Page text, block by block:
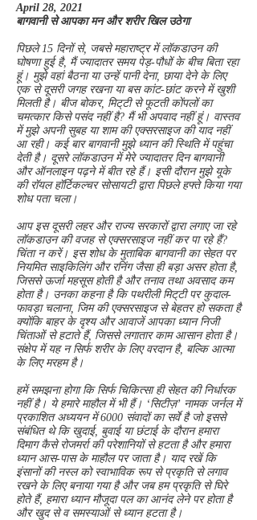
April 28, 2021
बागवानी से आपका मन और शरीर खिल उठेगा
पिछले 15 दिनों से, जबसे महाराष्ट्र में लॉकडाउन की
घोषणा हुई है, मैं ज्यादातर समय पेड़-पौधों के बीच बिता रहा
हूं। मुझे वहां बैठना या उन्हें पानी देना, छाया देने के लिए
एक से दूसरी जगह रखना या बस कांट-छांट करने में खुशी
मिलती है। बीज बोकर, मिट्‌टी से फूटती कोंपलों का
चमत्कार किसे पसंद नहीं है? मैं भी अपवाद नहीं हूं। वास्तव
में मुझे अपनी सुबह या शाम की एक्सरसाइज की याद नहीं
आ रही। कई बार बागवानी मुझे ध्यान की स्थिति में पहुंचा
देती है। दूसरे लॉकडाउन में मेरे ज्यादातर दिन बागवानी
और ऑनलाइन पढ़ने में बीत रहे हैं। इसी दौरान मुझे यूके
की रॉयल हॉर्टिकल्चर सोसायटी द्वारा पिछले हफ्ते किया गया
शोध पता चला।
आप इस दूसरी लहर और राज्य सरकारों द्वारा लगाए जा रहे
लॉकडाउन की वजह से एक्सरसाइज नहीं कर पा रहे हैं?
चिंता न करें। इस शोध के मुताबिक बागवानी का सेहत पर
नियमित साइकिलिंग और रनिंग जैसा ही बड़ा असर होता है,
जिससे ऊर्जा महसूस होती है और तनाव तथा अवसाद कम
होता है। उनका कहना है कि पथरीली मिट्‌टी पर कुदाल-
फावड़ा चलाना, जिम की एक्सरसाइज से बेहतर हो सकता है
क्योंकि बाहर के दृश्य और आवाजें आपका ध्यान निजी
चिंताओं से हटाते हैं, जिससे लगातार काम आसान होता है।
संक्षेप में यह न सिर्फ शरीर के लिए वरदान है, बल्कि आत्मा
के लिए मरहम है।
हमें समझना होगा कि सिर्फ चिकित्सा ही सेहत की निर्धारक
नहीं है। ये हमारे माहौल में भी हैं। ‘सिटीज़’ नामक जर्नल में
प्रकाशित अध्ययन में 6000 संवादों का सर्वे है जो इससे
संबंधित थे कि खुदाई, बुवाई या छंटाई के दौरान हमारा
दिमाग कैसे रोजमर्रा की परेशानियों से हटता है और हमारा
ध्यान आस-पास के माहौल पर जाता है। याद रखें कि
इंसानों की नस्ल को स्वाभाविक रूप से प्रकृति से लगाव
रखने के लिए बनाया गया है और जब हम प्रकृति से घिरे
होते हैं, हमारा ध्यान मौजूदा पल का आनंद लेने पर होता है
और खुद से व समस्याओं से ध्यान हटता है।